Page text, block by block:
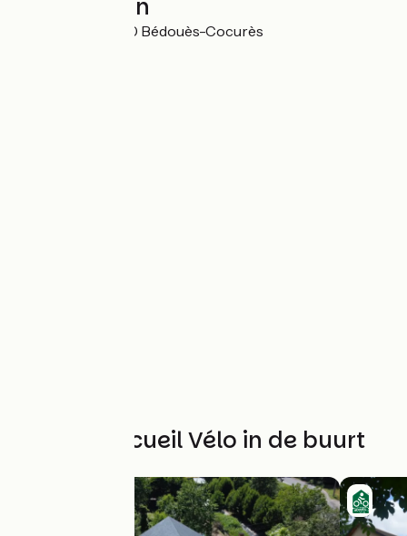
Localisation
La Pontèze 48400 Bédouès-Cocurès
Andere Accueil Vélo in de buurt